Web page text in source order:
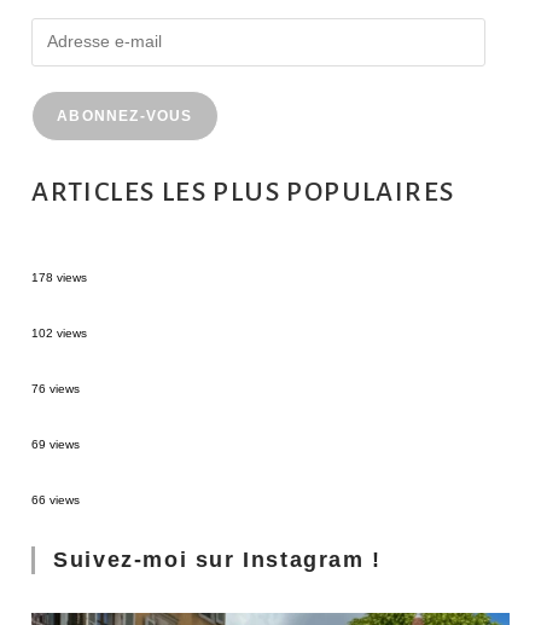
ABONNEZ-VOUS
ARTICLES LES PLUS POPULAIRES
178 views
102 views
76 views
69 views
66 views
Suivez-moi sur Instagram !